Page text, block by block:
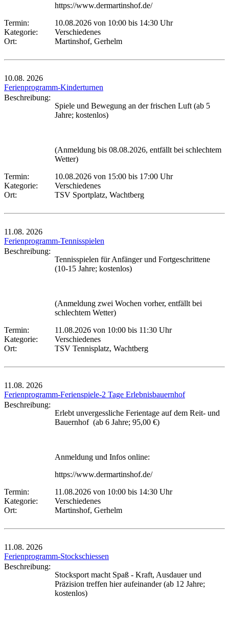
https://www.dermartinshof.de/
Termin:
10.08.2026 von 10:00 bis 14:30 Uhr
Kategorie:
Verschiedenes
Ort:
Martinshof, Gerhelm
10.08. 2026
Ferienprogramm-Kinderturnen
Beschreibung:
Spiele und Bewegung an der frischen Luft (ab 5
Jahre; kostenlos)
(Anmeldung bis 08.08.2026, entfällt bei schlechtem
Wetter)
Termin:
10.08.2026 von 15:00 bis 17:00 Uhr
Kategorie:
Verschiedenes
Ort:
TSV Sportplatz, Wachtberg
11.08. 2026
Ferienprogramm-Tennisspielen
Beschreibung:
Tennisspielen für Anfänger und Fortgeschrittene
(10-15 Jahre; kostenlos)
(Anmeldung zwei Wochen vorher, entfällt bei
schlechtem Wetter)
Termin:
11.08.2026 von 10:00 bis 11:30 Uhr
Kategorie:
Verschiedenes
Ort:
TSV Tennisplatz, Wachtberg
11.08. 2026
Ferienprogramm-Ferienspiele-2 Tage Erlebnisbauernhof
Beschreibung:
Erlebt unvergessliche Ferientage auf dem Reit- und
Bauernhof (ab 6 Jahre; 95,00 €)
Anmeldung und Infos online:
https://www.dermartinshof.de/
Termin:
11.08.2026 von 10:00 bis 14:30 Uhr
Kategorie:
Verschiedenes
Ort:
Martinshof, Gerhelm
11.08. 2026
Ferienprogramm-Stockschiessen
Beschreibung:
Stocksport macht Spaß - Kraft, Ausdauer und
Präzision treffen hier aufeinander (ab 12 Jahre;
kostenlos)